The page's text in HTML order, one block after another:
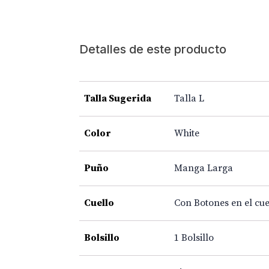
Detalles de este producto
Talla Sugerida Talla L
Color White
Puño Manga Larga
Cuello Con Botones en el
Bolsillo 1 Bolsillo